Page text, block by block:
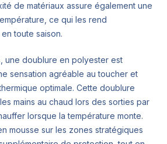
de matériaux assure également une
ce qui les rend
toute saison.
une doublure en polyester est
sensation agréable au toucher et
optimale. Cette doublure
mains au chaud lors des sorties par
lorsque la température monte.
mousse sur les zones stratégiques